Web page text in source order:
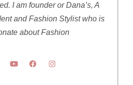
I am founder or Dana’s, A
and Fashion Stylist who is
about Fashion.